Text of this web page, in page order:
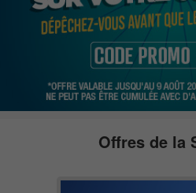
Offres de la